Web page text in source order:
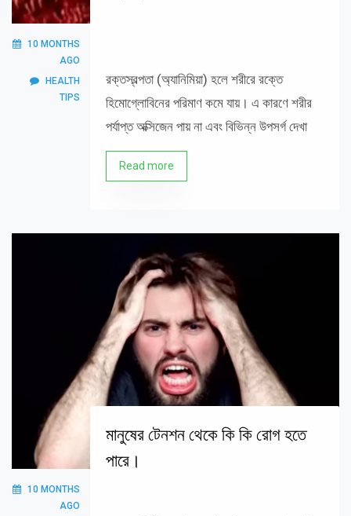
10 MONTHS
AGO
HEALTH
TIPS
রক্তস্বল্পতা (অ্যানিমিয়া) হলে শরীরে রক্তে
হিমোগ্লোবিনের পরিমাণ কমে যায়। এ কারণে শরীর
পর্যাপ্ত অক্সিজেন পায় না এবং বিভিন্ন উপসর্গ দেখা
Read more
10 MONTHS
AGO
মানুষের টেনশন থেকে কি কি রোগ হতে
পারে।